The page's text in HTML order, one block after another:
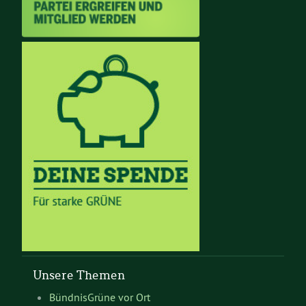
Unsere Themen
BündnisGrüne vor Ort